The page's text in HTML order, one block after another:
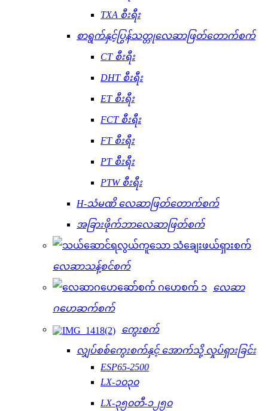
TXA စီးရီး
စာရွက်နှင့်ပြွန်သတ္တုလေဆာဖြတ်တောက်စက်
CT စီးရီး
DHT စီးရီး
ET စီးရီး
FCT စီးရီး
FT စီးရီး
PT စီးရီး
PTW စီးရီး
H-သံမဏိ လေဆာဖြတ်တောက်စက်
အခြားဖိုက်ဘာလေဆာဖြတ်စက်
လေဆာသန့်စင်စက်
လေဆာ
ဂဟေဆက်စက်
ကွေးစက်
လျှပ်စစ်ကွေးစက်နှင့် အောက်သို့ လှုပ်ရှားခြင်း
ESP65-2500
LX-၁၀၃၀
LX-၃၅၀တီ-၁၂၅၀